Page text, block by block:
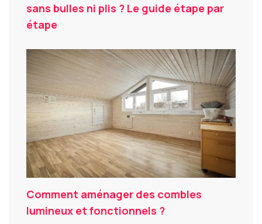
sans bulles ni plis ? Le guide étape par
étape
Comment aménager des combles
lumineux et fonctionnels ?